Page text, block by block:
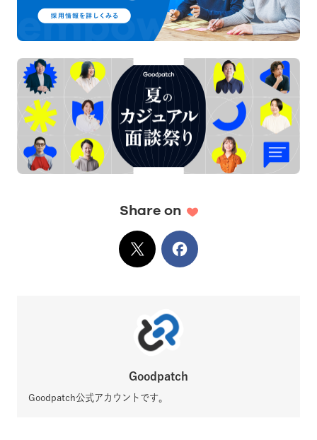
Share on
XでシェアFacebook
Goodpatch
Goodpatch公式アカウントです。